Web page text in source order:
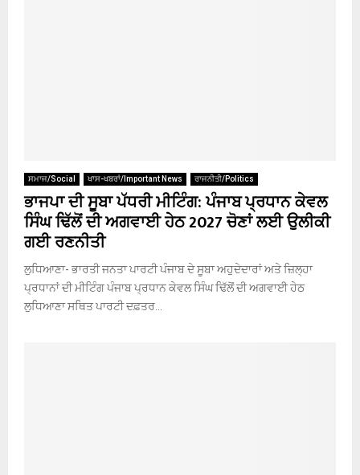
ਸਮਾਜ/Social ਖਾਸ-ਖਬਰਾਂ/Important News ਰਾਜਨੀਤੀ/Politics
ਭਾਜਪਾ ਦੀ ਸੂਬਾ ਪੱਧਰੀ ਮੀਟਿੰਗ: ਪੰਜਾਬ ਪ੍ਰਧਾਨ ਕੇਵਲ
ਸਿੰਘ ਢਿੱਲੋਂ ਦੀ ਅਗਵਾਈ ਹੇਠ 2027 ਚੋਣਾਂ ਲਈ ਉਲੀਕੀ
ਗਈ ਰਣਨੀਤੀ
ਲੁਧਿਆਣਾ- ਭਾਰਤੀ ਜਨਤਾ ਪਾਰਟੀ ਪੰਜਾਬ ਦੇ ਸੂਬਾ ਅਹੁਦੇਦਾਰਾਂ ਅਤੇ ਜ਼ਿਲ੍ਹਾ
ਪ੍ਰਧਾਨਾਂ ਦੀ ਮੀਟਿੰਗ ਪੰਜਾਬ ਪ੍ਰਧਾਨ ਕੇਵਲ ਸਿੰਘ ਢਿੱਲੋਂ ਦੀ ਅਗਵਾਈ ਹੇਠ
ਲੁਧਿਆਣਾ ਸਥਿਤ ਪਾਰਟੀ ਦਫ਼ਤਰ...